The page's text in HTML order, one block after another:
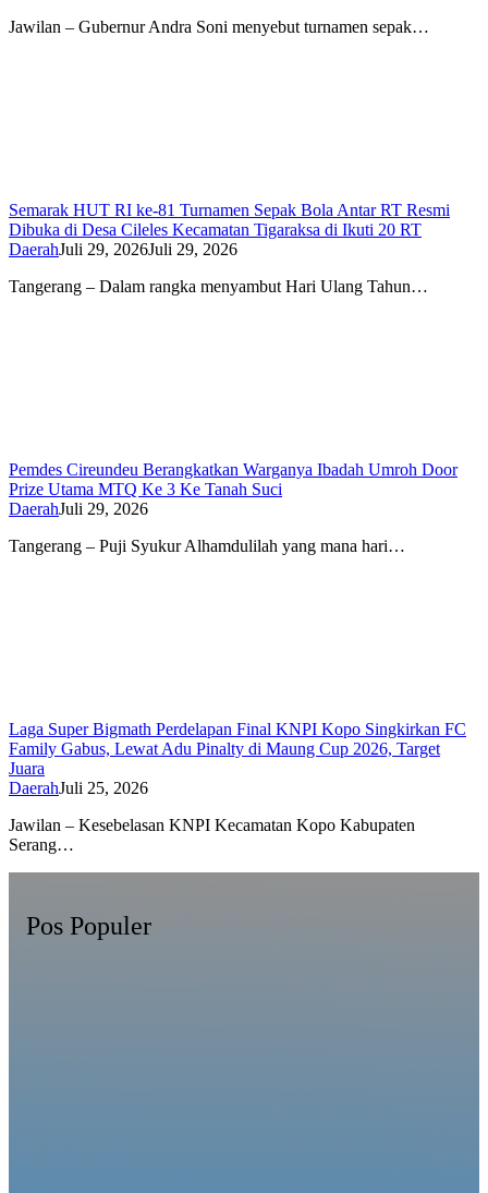
Jawilan – Gubernur Andra Soni menyebut turnamen sepak…
Semarak HUT RI ke-81 Turnamen Sepak Bola Antar RT Resmi
Dibuka di Desa Cileles Kecamatan Tigaraksa di Ikuti 20 RT
DaerahJuli 29, 2026Juli 29, 2026
Tangerang – Dalam rangka menyambut Hari Ulang Tahun…
Pemdes Cireundeu Berangkatkan Warganya Ibadah Umroh Door
Prize Utama MTQ Ke 3 Ke Tanah Suci
DaerahJuli 29, 2026
Tangerang – Puji Syukur Alhamdulilah yang mana hari…
Laga Super Bigmath Perdelapan Final KNPI Kopo Singkirkan FC
Family Gabus, Lewat Adu Pinalty di Maung Cup 2026, Target
Juara
DaerahJuli 25, 2026
Jawilan – Kesebelasan KNPI Kecamatan Kopo Kabupaten
Serang…
Pos Populer